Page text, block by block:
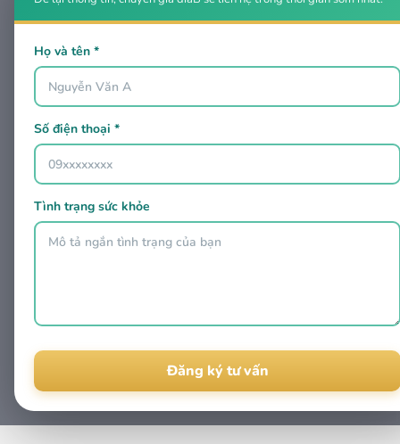
Họ và tên *
Số điện thoại *
Tình trạng sức khỏe
Alternative: